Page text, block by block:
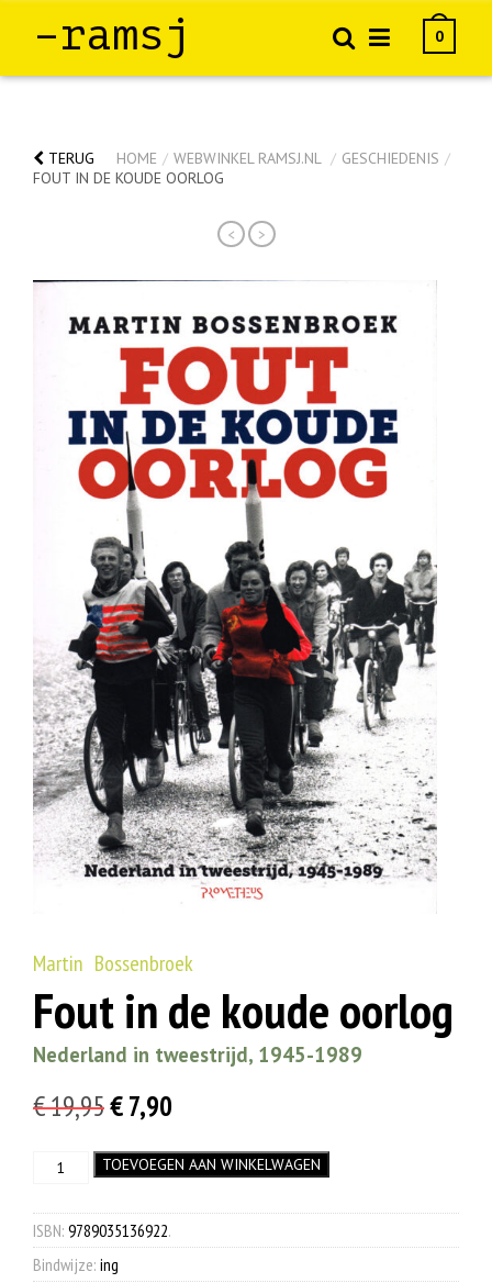
–ramsj 0
TERUG HOME / WEBWINKEL RAMSJ.NL / GESCHIEDENIS /
FOUT IN DE KOUDE OORLOG
< >
Martin Bossenbroek
Fout in de koude oorlog
Nederland in tweestrijd, 1945-1989
€19,95Oorspronkelijke
was:
€ 19,95.
€7,90
is:
€ 7,90.
Fout
koude
oorlog
aantal
TOEVOEGEN AAN WINKELWAGEN
ISBN: 9789035136922.
Bindwijze: ing